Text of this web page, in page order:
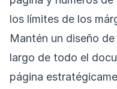
los límites de los
Mantén un diseño
largo de todo el
página